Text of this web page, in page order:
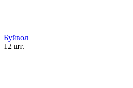
Буйвол
12 шт.